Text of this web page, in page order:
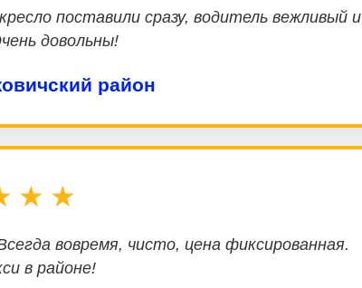
поставили сразу, водитель вежливый и
довольны!
район
вовремя, чисто, цена фиксированная.
в районе!